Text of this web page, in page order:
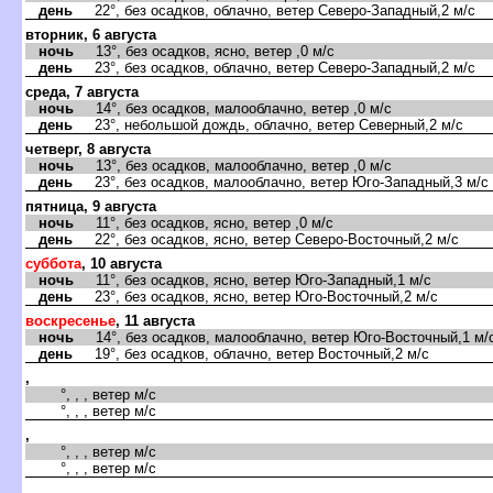
день 22°, без осадков, облачно, ветер Северо-Западный,2 м/с
вторник, 6 августа
ночь 13°, без осадков, ясно, ветер ,0 м/с
день 23°, без осадков, облачно, ветер Северо-Западный,2 м/с
среда, 7 августа
ночь 14°, без осадков, малооблачно, ветер ,0 м/с
день 23°, небольшой дождь, облачно, ветер Северный,2 м/с
четверг, 8 августа
ночь 13°, без осадков, малооблачно, ветер ,0 м/с
день 23°, без осадков, малооблачно, ветер Юго-Западный,3 м/с
пятница, 9 августа
ночь 11°, без осадков, ясно, ветер ,0 м/с
день 22°, без осадков, ясно, ветер Северо-Восточный,2 м/с
суббота, 10 августа
ночь 11°, без осадков, ясно, ветер Юго-Западный,1 м/с
день 23°, без осадков, ясно, ветер Юго-Восточный,2 м/с
воскресенье, 11 августа
ночь 14°, без осадков, малооблачно, ветер Юго-Восточный,1 м/
день 19°, без осадков, облачно, ветер Восточный,2 м/с
,
°, , , ветер м/с
°, , , ветер м/с
,
°, , , ветер м/с
°, , , ветер м/с